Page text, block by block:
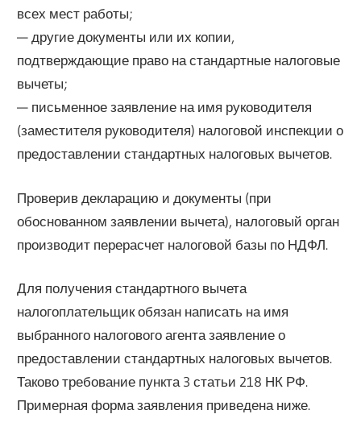
всех мест работы;
— другие документы или их копии,
подтверждающие право на стандартные налоговые
вычеты;
— письменное заявление на имя руководителя
(заместителя руководителя) налоговой инспекции о
предоставлении стандартных налоговых вычетов.
Проверив декларацию и документы (при
обоснованном заявлении вычета), налоговый орган
производит перерасчет налоговой базы по НДФЛ.
Для получения стандартного вычета
налогоплательщик обязан написать на имя
выбранного налогового агента заявление о
предоставлении стандартных налоговых вычетов.
Таково требование пункта 3 статьи 218 НК РФ.
Примерная форма заявления приведена ниже.